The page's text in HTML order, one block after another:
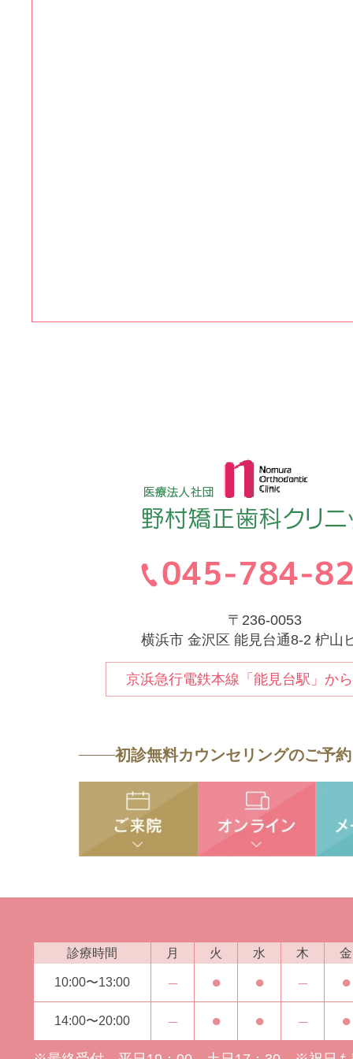
〒236-0053
横浜市 金沢区 能見台通8-2 枦山
京浜急行電鉄本線「能見台駅」か
初診無料カウンセリングのご予
診療時間 月 火 水 木 金
10:00〜13:00 ‒ ● ● ‒ ●
14:00〜20:00 ‒ ● ● ‒ ●